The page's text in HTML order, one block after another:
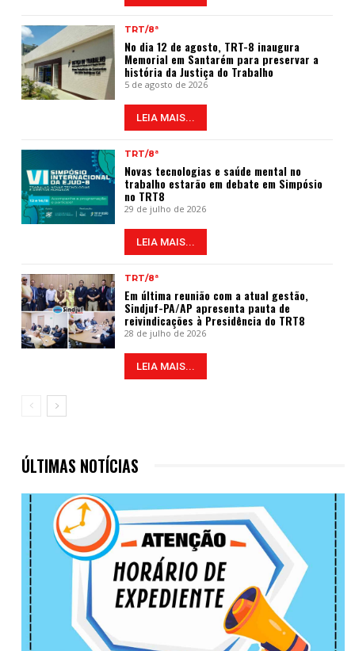
TRT/8ª
No dia 12 de agosto, TRT-8 inaugura
Memorial em Santarém para preservar a
história da Justiça do Trabalho
5 de agosto de 2026
LEIA MAIS...
TRT/8ª
Novas tecnologias e saúde mental no
trabalho estarão em debate em Simpósio
no TRT8
29 de julho de 2026
LEIA MAIS...
TRT/8ª
Em última reunião com a atual gestão,
Sindjuf-PA/AP apresenta pauta de
reivindicações à Presidência do TRT8
28 de julho de 2026
LEIA MAIS...
ÚLTIMAS NOTÍCIAS